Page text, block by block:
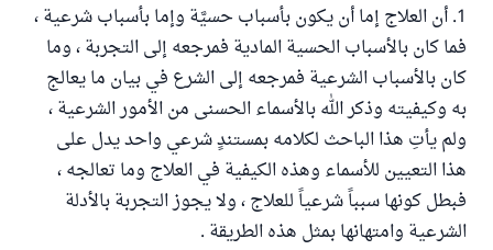
1. أن العلاج إما أن يكون بأسباب حسيَّة وإما بأسباب شرعية ،
فما كان بالأسباب الحسية المادية فمرجعه إلى التجربة ، وما
كان بالأسباب الشرعية فمرجعه إلى الشرع في بيان ما يعالج
به وكيفيته وذكر الله بالأسماء الحسنى من الأمور الشرعية ،
ولم يأتِ هذا الباحث لكلامه بمستندٍ شرعي واحد يدل على
هذا التعيين للأسماء وهذه الكيفية في العلاج وما تعالجه ،
فبطل كونها سبباً شرعياً للعلاج ، ولا يجوز التجربة بالأدلة
الشرعية وامتهانها بمثل هذه الطريقة .